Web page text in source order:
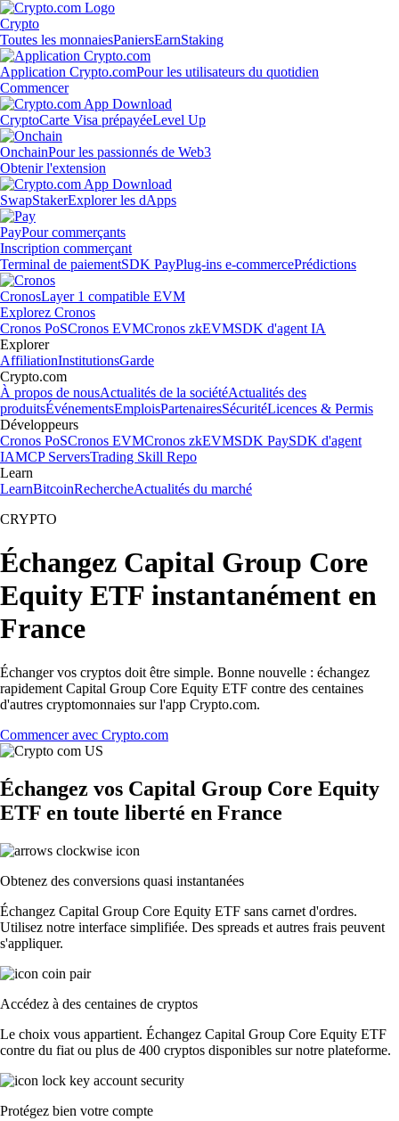
Crypto
Toutes les monnaiesPaniersEarnStaking
Application Crypto.comPour les utilisateurs du quotidien
Commencer
CryptoCarte Visa prépayéeLevel Up
OnchainPour les passionnés de Web3
Obtenir l'extension
SwapStakerExplorer les dApps
PayPour commerçants
Inscription commerçant
Terminal de paiementSDK PayPlug-ins e-commercePrédictions
CronosLayer 1 compatible EVM
Explorez Cronos
Cronos PoSCronos EVMCronos zkEVMSDK d'agent IA
Explorer
AffiliationInstitutionsGarde
Crypto.com
À propos de nousActualités de la sociétéActualités des
produitsÉvénementsEmploisPartenairesSécuritéLicences & Permis
Développeurs
Cronos PoSCronos EVMCronos zkEVMSDK PaySDK d'agent
IAMCP ServersTrading Skill Repo
Learn
LearnBitcoinRechercheActualités du marché
CRYPTO
Échangez Capital Group Core
Equity ETF instantanément en
France
Échanger vos cryptos doit être simple. Bonne nouvelle : échangez
rapidement Capital Group Core Equity ETF contre des centaines
d'autres cryptomonnaies sur l'app Crypto.com.
Commencer avec Crypto.com
Échangez vos Capital Group Core Equity
ETF en toute liberté en France
Obtenez des conversions quasi instantanées
Échangez Capital Group Core Equity ETF sans carnet d'ordres.
Utilisez notre interface simplifiée. Des spreads et autres frais peuvent
s'appliquer.
Accédez à des centaines de cryptos
Le choix vous appartient. Échangez Capital Group Core Equity ETF
contre du fiat ou plus de 400 cryptos disponibles sur notre plateforme.
Protégez bien votre compte